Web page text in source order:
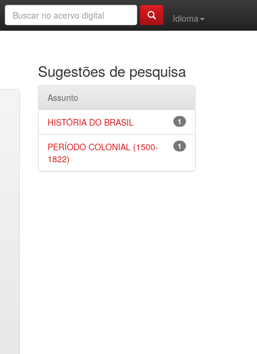
Idioma
Sugestões de pesquisa
Assunto
1
HISTÓRIA DO BRASIL
1
PERÍODO COLONIAL (1500-
1822)